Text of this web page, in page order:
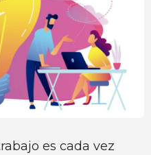
es cada vez